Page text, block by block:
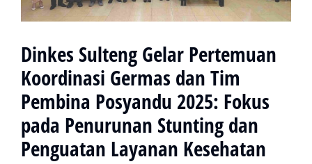
Dinkes Sulteng Gelar Pertemuan
Koordinasi Germas dan Tim
Pembina Posyandu 2025: Fokus
pada Penurunan Stunting dan
Penguatan Layanan Kesehatan